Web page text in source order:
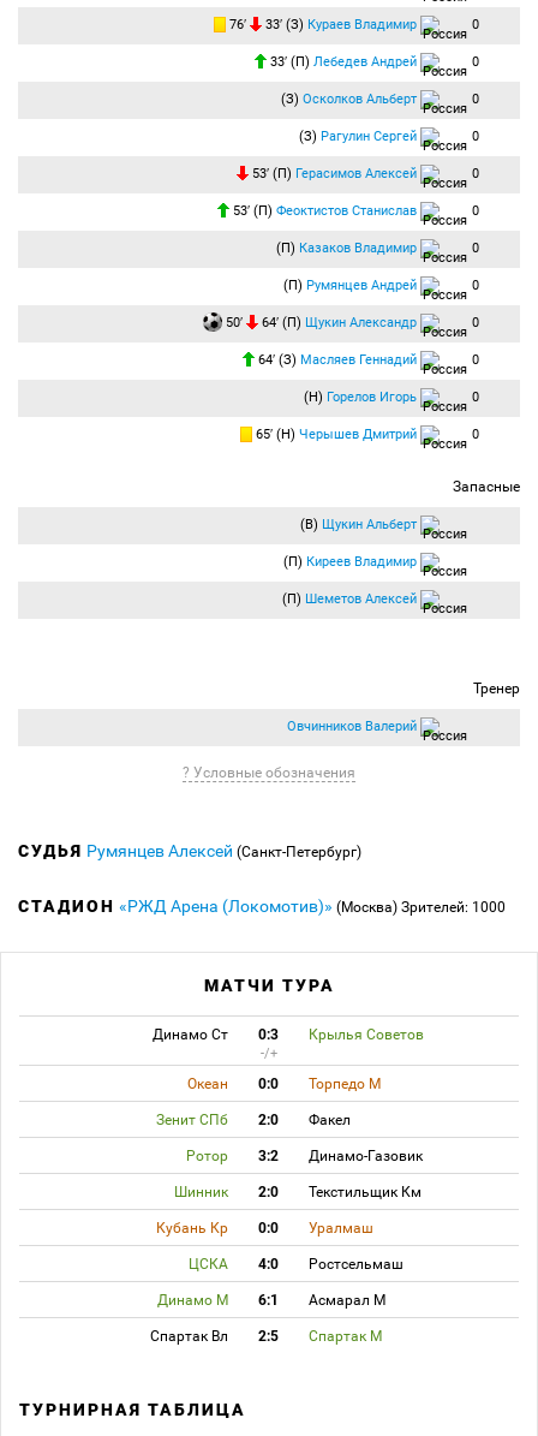
76′ 33′ (З) Кураев Владимир 0
33′ (П) Лебедев Андрей 0
(З) Осколков Альберт 0
(З) Рагулин Сергей 0
53′ (П) Герасимов Алексей 0
53′ (П) Феоктистов Станислав 0
(П) Казаков Владимир 0
(П) Румянцев Андрей 0
50′ 64′ (П) Щукин Александр 0
64′ (З) Масляев Геннадий 0
(Н) Горелов Игорь 0
65′ (Н) Черышев Дмитрий 0
Запасные
(В) Щукин Альберт
(П) Киреев Владимир
(П) Шеметов Алексей
Тренер
Овчинников Валерий
? Условные обозначения
СУДЬЯ Румянцев Алексей (Санкт-Петербург)
СТАДИОН «РЖД Арена (Локомотив)» (Москва) Зрителей: 1000
МАТЧИ ТУРА
Динамо Ст 0:3 Крылья Советов
-/+
Океан 0:0 Торпедо М
Зенит СПб 2:0 Факел
Ротор 3:2 Динамо-Газовик
Шинник 2:0 Текстильщик Км
Кубань Кр 0:0 Уралмаш
ЦСКА 4:0 Ростсельмаш
Динамо М 6:1 Асмарал М
Спартак Вл 2:5 Спартак М
ТУРНИРНАЯ ТАБЛИЦА